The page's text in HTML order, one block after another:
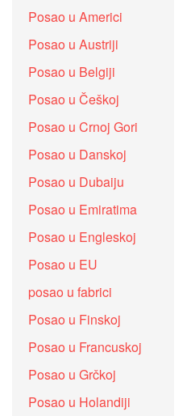
Posao u Americi
Posao u Austriji
Posao u Belgiji
Posao u Češkoj
Posao u Crnoj Gori
Posao u Danskoj
Posao u Dubaiju
Posao u Emiratima
Posao u Engleskoj
Posao u EU
posao u fabrici
Posao u Finskoj
Posao u Francuskoj
Posao u Grčkoj
Posao u Holandiji